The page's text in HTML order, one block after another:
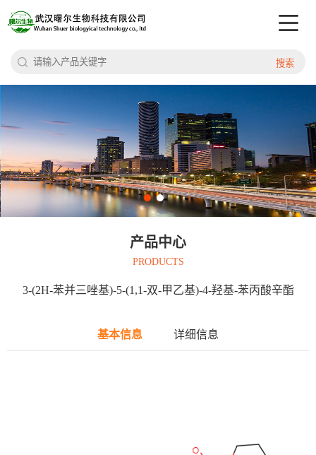
搜索
产品中心
PRODUCTS
3-(2H-苯并三唑基)-5-(1,1-双-甲乙基)-4-羟基-苯丙酸辛酯
基本信息 详细信息